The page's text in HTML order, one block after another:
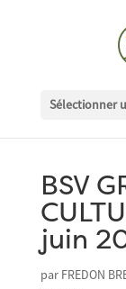
Sélectionner
BSV
juin
par FREDON